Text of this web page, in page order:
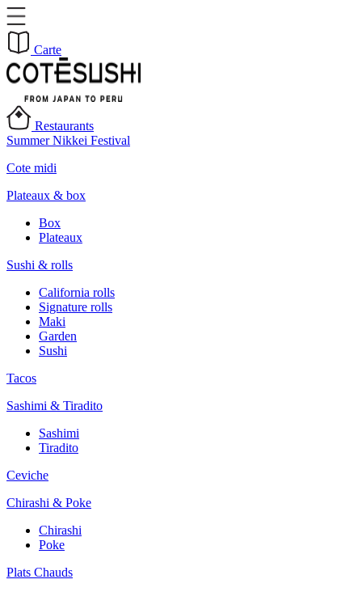
Carte
Restaurants
Summer Nikkei Festival
Cote midi
Plateaux & box
Box
Plateaux
Sushi & rolls
California rolls
Signature rolls
Maki
Garden
Sushi
Tacos
Sashimi & Tiradito
Sashimi
Tiradito
Ceviche
Chirashi & Poke
Chirashi
Poke
Plats Chauds